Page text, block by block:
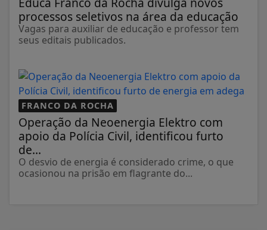
processos seletivos na área da educação
Vagas para auxiliar de educação e professor tem
seus editais publicados.
FRANCO DA ROCHA
Operação da Neoenergia Elektro com
apoio da Polícia Civil, identificou furto
de...
O desvio de energia é considerado crime, o que
ocasionou na prisão em flagrante do...